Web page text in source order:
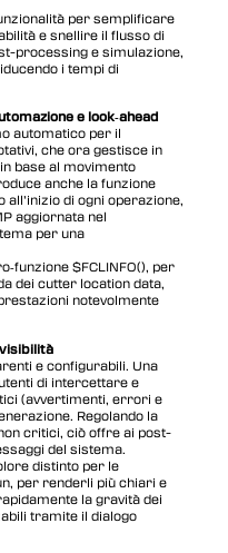
per semplificare
e snellire il flusso di
processing e simulazione,
i tempi di
e look‑ahead
automatico per il
che ora gestisce in
base al movimento
anche la funzione
di ogni operazione,
aggiornata nel
per una
$FCLINFO(), per
dei cutter location data,
notevolmente
e configurabili. Una
di intercettare e
(avvertimenti, errori e
Regolando la
critici, ciò offre ai post-
del sistema.
distinto per le
per renderli più chiari e
la gravità dei
tramite il dialogo